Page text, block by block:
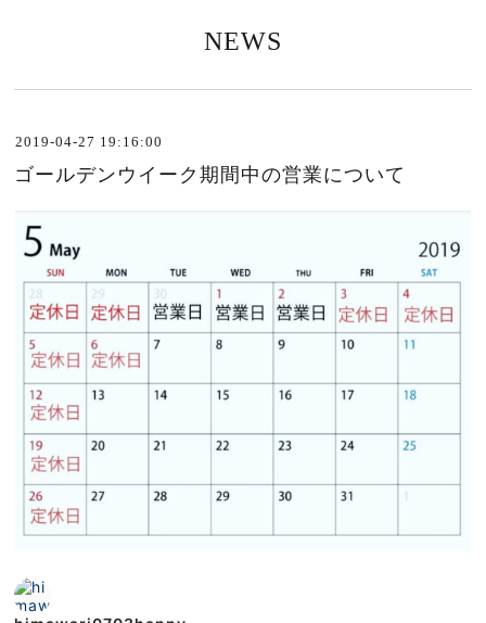
NEWS
2019-04-27 19:16:00
ゴールデンウイーク期間中の営業について